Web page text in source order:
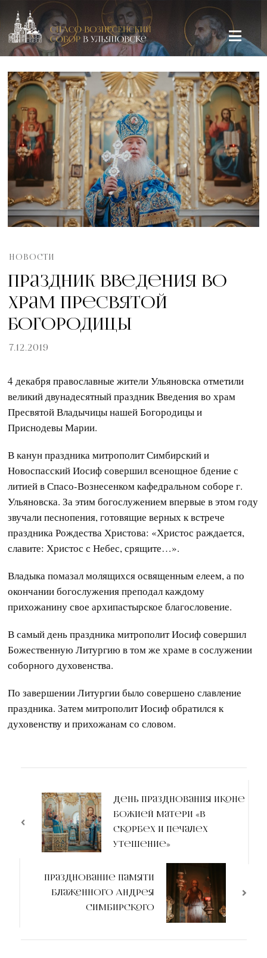
Спасо-Вознесенский кафедральный собор в Ульяновске
НОВОСТИ
Праздник Введения во
Храм Пресвятой
Богородицы
7.12.2019
4 декабря православные жители Ульяновска отметили
великий двунадесятный праздник Введения во храм
Пресвятой Владычицы нашей Богородицы и
Приснодевы Марии.
В канун праздника митрополит Симбирский и
Новоспасский Иосиф совершил всенощное бдение с
литией в Спасо-Вознесенком кафедральном соборе г.
Ульяновска. За этим богослужением впервые в этом году
звучали песнопения, готовящие верных к встрече
праздника Рождества Христова: «Христос раждается,
славите: Христос с Небес, срящите…».
Владыка помазал молящихся освященным елеем, а по
окончании богослужения преподал каждому
прихожанину свое архипастырское благословение.
В самый день праздника митрополит Иосиф совершил
Божественную Литургию в том же храме в сослужении
соборного духовенства.
По завершении Литургии было совершено славление
праздника. Затем митрополит Иосиф обратился к
духовенству и прихожанам со словом.
по
записям
День празднования иконе
Божией Матери «В
скорбех и печалех
Утешение»
Празднование памяти
блаженного Андрея
Симбирского